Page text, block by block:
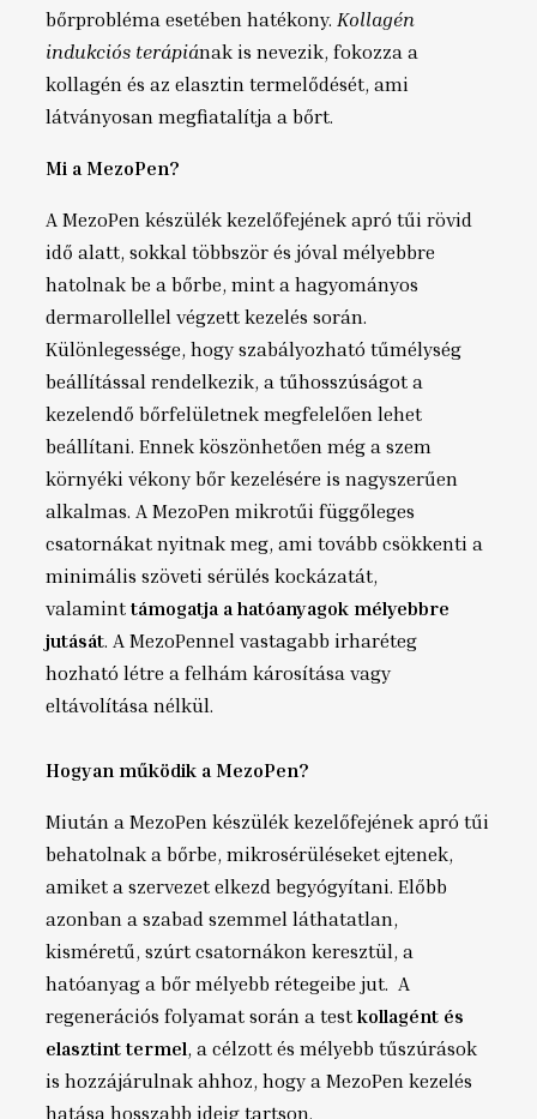
bőrprobléma esetében hatékony. Kollagén
indukciós terápiának is nevezik, fokozza a
kollagén és az elasztin termelődését, ami
látványosan megfiatalítja a bőrt.
Mi a MezoPen?
A MezoPen készülék kezelőfejének apró tűi rövid
idő alatt, sokkal többször és jóval mélyebbre
hatolnak be a bőrbe, mint a hagyományos
dermarollellel végzett kezelés során.
Különlegessége, hogy szabályozható tűmélység
beállítással rendelkezik, a tűhosszúságot a
kezelendő bőrfelületnek megfelelően lehet
beállítani. Ennek köszönhetően még a szem
környéki vékony bőr kezelésére is nagyszerűen
alkalmas. A MezoPen mikrotűi függőleges
csatornákat nyitnak meg, ami tovább csökkenti a
minimális szöveti sérülés kockázatát,
valaminttámogatja a hatóanyagok mélyebbre
jutását. A MezoPennel vastagabb irharéteg
hozható létre a felhám károsítása vagy
eltávolítása nélkül.
Hogyan működik a MezoPen?
Miután a MezoPen készülék kezelőfejének apró tűi
behatolnak a bőrbe, mikrosérüléseket ejtenek,
amiket a szervezet elkezd begyógyítani. Előbb
azonban a szabad szemmel láthatatlan,
kisméretű, szúrt csatornákon keresztül, a
hatóanyag a bőr mélyebb rétegeibe jut. A
regenerációs folyamat során a test kollagént és
elasztint termel, a célzott és mélyebb tűszúrások
is hozzájárulnak ahhoz, hogy a MezoPen kezelés
hatása hosszabb ideig tartson.